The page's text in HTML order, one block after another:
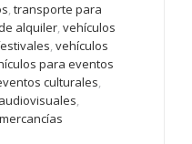
, transporte para
alquiler, vehículos
, vehículos
para eventos
culturales,
,